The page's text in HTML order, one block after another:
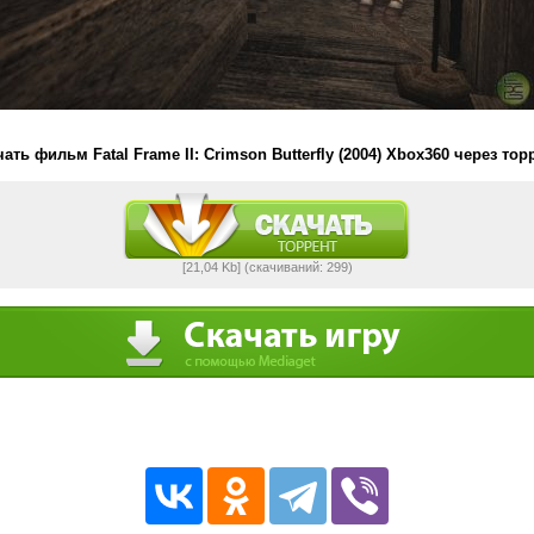
фильм Fatal Frame II: Crimson Butterfly (2004) Xbox360 через
[21,04 Kb] (cкачиваний: 299)